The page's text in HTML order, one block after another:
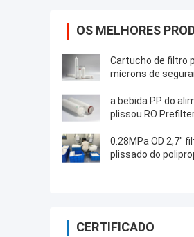
OS MELHORES
Cartucho de filtro
mícrons de
a bebida PP do
plissou RO
0.28MPa OD 2,7"
plissado do
CERTIFICADO